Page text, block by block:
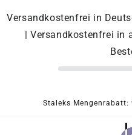
Versandkostenfrei in
| Versandkostenfrei in
zum
Inhalt
Staleks Mengenrabatt: